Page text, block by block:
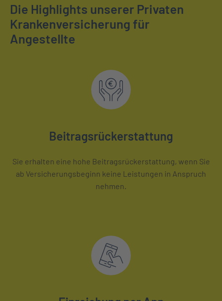
Die Highlights unserer Privaten
Krankenversicherung für
Angestellte
Beitragsrückerstattung
Sie erhalten eine hohe Beitragsrückerstattung, wenn Sie
ab Versicherungsbeginn keine Leistungen in Anspruch
nehmen.